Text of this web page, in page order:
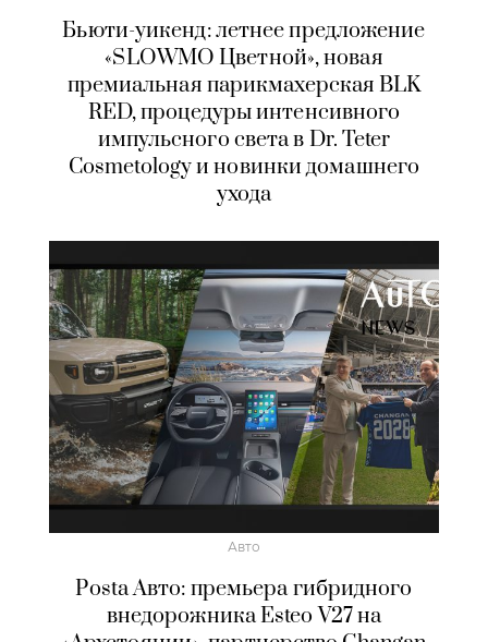
Бьюти-уикенд: летнее предложение
«SLOWMO Цветной», новая
премиальная парикмахерская BLK
RED, процедуры интенсивного
импульсного света в Dr. Teter
Cosmetology и новинки домашнего
ухода
Авто
Posta Авто: премьера гибридного
внедорожника Esteo V27 на